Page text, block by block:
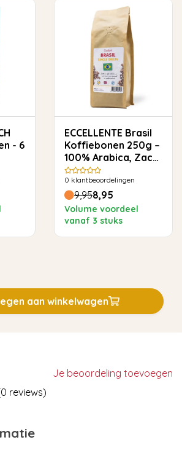
- 6
ECCELLENTE Brasil
Koffiebonen 250g –
100% Arabica, Zacht
& Rond
0 klantbeoordelingen
9,958,95
Volume voordeel
vanaf 3 stuks
aan winkelwagen
Je beoordeling toevoegen
reviews)